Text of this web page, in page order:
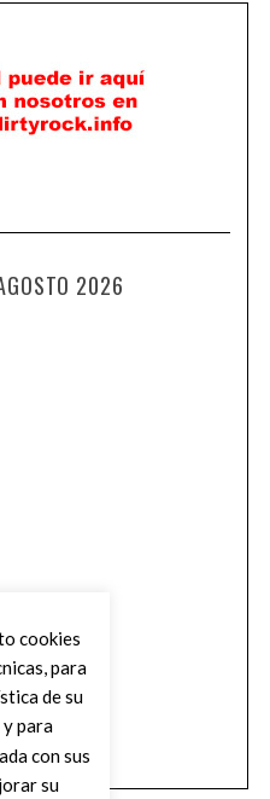
2026
cookies
para
de su
para
con sus
su